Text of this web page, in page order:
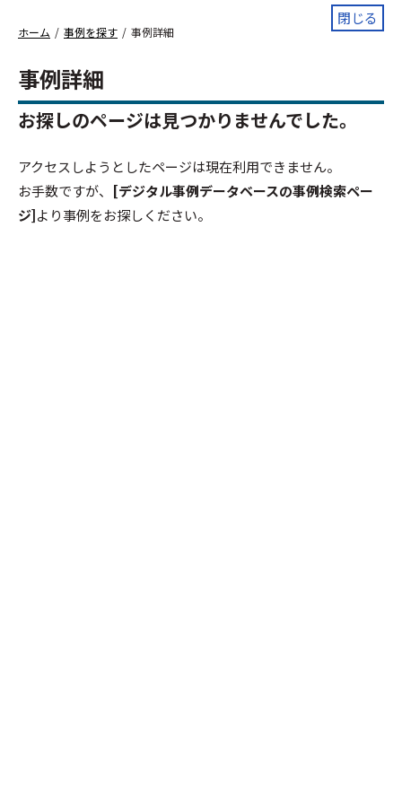
閉じる
ホーム 事例を探す 事例詳細
事例詳細
お探しのページは見つかりませんでした。
アクセスしようとしたページは現在利用できません。
お手数ですが、 [デジタル事例データベースの事例検索ペー
ジ]より事例をお探しください。